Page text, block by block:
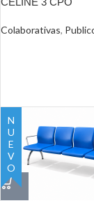
Colaborativas,
NUEVO